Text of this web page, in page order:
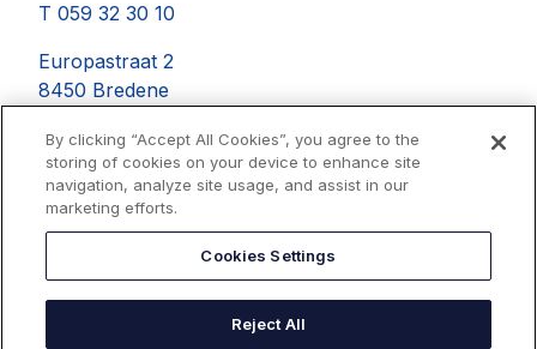
T 059 32 30 10
Europastraat 2
8450 Bredene
InstagramFacebookYouTube
By clicking “Accept All Cookies”, you agree to the
storing of cookies on your device to enhance site
navigation, analyze site usage, and assist in our
marketing efforts.
Cookies Settings
Reject All